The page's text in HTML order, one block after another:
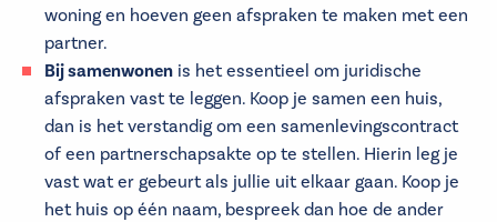
woning en hoeven geen afspraken te maken met een
partner.
Bij samenwonen is het essentieel om juridische
afspraken vast te leggen. Koop je samen een huis,
dan is het verstandig om een samenlevingscontract
of een partnerschapsakte op te stellen. Hierin leg je
vast wat er gebeurt als jullie uit elkaar gaan. Koop je
het huis op één naam, bespreek dan hoe de ander